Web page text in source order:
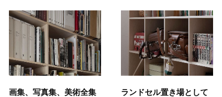
画集、写真集、美術全集
ランドセル置き場として